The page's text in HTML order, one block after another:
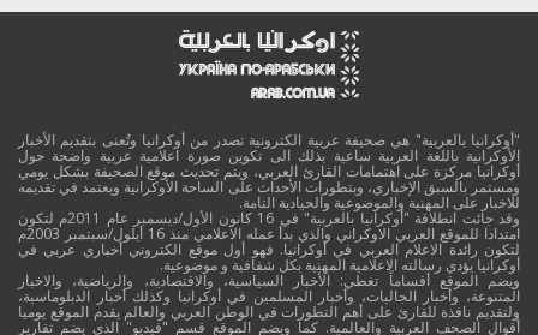
"أوكرانيا بالعربية" هي صحيفة عربية الكترونية تصدر من أوكرانيا وتُعنى بتقديم الأخبار
الأوكرانية باللغة العربية ساعية بذلك الى تكوين صورة اعلامية عربية واضحة حول
أوكرانيا مركزة على اهتمامات القارئ العربي، ويتم تحديث موقع الصحيفة بشكل يومي
ومستمر بالسبق الإخباري، وبتطورات الأحداث على الساحة الأوكرانية ويعتمد في تقديمه
للاخبار على المهنية والموضوعية والحيادية التامة.
وقد جائت انطلاقة "أوكرانيا بالعربية" في 16 كانون الأول/ديسمبر عام 2011م لتكون
امتدادا للموقع العربي الاوكراني والذي بدأ عمله الاعلامي منذ 16 أيلول/سبتمبر 2003م
لتكون رائدة الاعلام العربي في أوكرانيا. فهو أول موقع الكتروني أخباري عربي في
أوكرانيا يؤدي رسالته الاعلامية المهنية بكل شفافية و موضوعية.
ويضم الموقع أقساماً تغطي: الأخبار السياسية، والاقتصادية، والرياضية، والاخبار
المتنوعة، وأخبار الجاليات، وأخبار المسلمين في أوكرانيا وكذلك أخبار الدبلوماسية،
ولتقديم نافذة للقارئ على أهم التطورات في الوطن العربي والعالم يقدم الموقع يوميا
أقوال الصحف العربية والعالمية. كما ويضم الموقع قسم "فيديو" الذي يضم تقارير